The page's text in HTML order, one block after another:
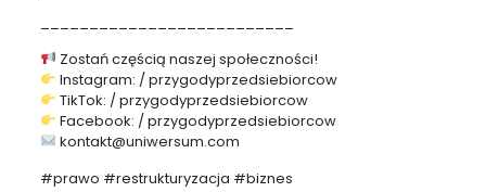
Zostań częścią naszej społeczności!
Instagram: / przygodyprzedsiebiorcow
TikTok: / przygodyprzedsiebiorcow
Facebook: / przygodyprzedsiebiorcow
kontakt@uniwersum.com
#prawo #restrukturyzacja #biznes